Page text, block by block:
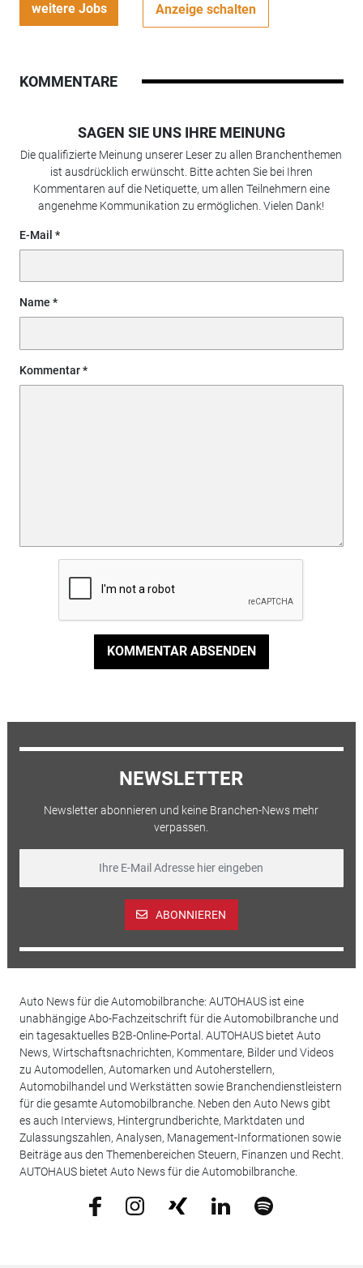
weitere Jobs Anzeige schalten
KOMMENTARE
SAGEN SIE UNS IHRE MEINUNG
Die qualifizierte Meinung unserer Leser zu allen Branchenthemen
ist ausdrücklich erwünscht. Bitte achten Sie bei Ihren
Kommentaren auf die Netiquette, um allen Teilnehmern eine
angenehme Kommunikation zu ermöglichen. Vielen Dank!
E-Mail
Name
Kommentar
KOMMENTAR ABSENDEN
NEWSLETTER
Newsletter abonnieren und keine Branchen-News mehr
verpassen.
ABONNIEREN
Auto News für die Automobilbranche: AUTOHAUS ist eine
unabhängige Abo-Fachzeitschrift für die Automobilbranche und
ein tagesaktuelles B2B-Online-Portal. AUTOHAUS bietet Auto
News, Wirtschaftsnachrichten, Kommentare, Bilder und Videos
zu Automodellen, Automarken und Autoherstellern,
Automobilhandel und Werkstätten sowie Branchendienstleistern
für die gesamte Automobilbranche. Neben den Auto News gibt
es auch Interviews, Hintergrundberichte, Marktdaten und
Zulassungszahlen, Analysen, Management-Informationen sowie
Beiträge aus den Themenbereichen Steuern, Finanzen und Recht.
AUTOHAUS bietet Auto News für die Automobilbranche.